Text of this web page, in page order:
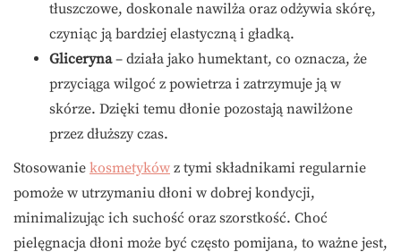
tłuszczowe, doskonale nawilża oraz odżywia skórę,
czyniąc ją bardziej elastyczną i gładką.
Gliceryna– działa jako humektant, co oznacza, że
przyciąga wilgoć z powietrza i zatrzymuje ją w
skórze. Dzięki temu dłonie pozostają nawilżone
przez dłuższy czas.
Stosowanie kosmetyków z tymi składnikami regularnie
pomoże w utrzymaniu dłoni w dobrej kondycji,
minimalizując ich suchość oraz szorstkość. Choć
pielęgnacja dłoni może być często pomijana, to ważne jest,